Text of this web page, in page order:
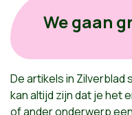
We gaan
De artikels in
kan altijd zijn dat je het
of ander onderwerp